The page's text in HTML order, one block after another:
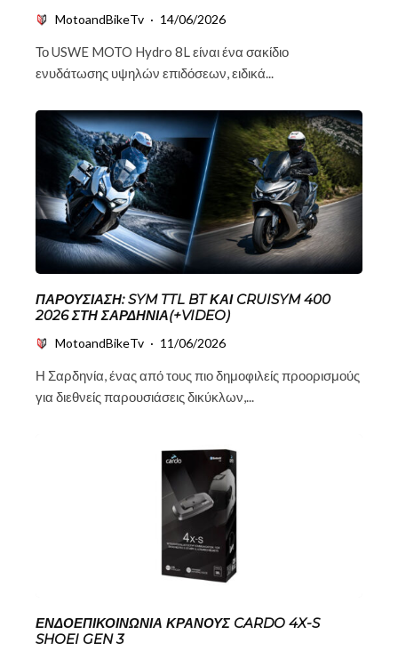
MotoandBikeTv · 14/06/2026
Το USWE MOTO Hydro 8L είναι ένα σακίδιο
ενυδάτωσης υψηλών επιδόσεων, ειδικά...
ΠΑΡΟΥΣΊΑΣΗ: SYM TTL BT ΚΑΙ CRUISYM 400
2026 ΣΤΗ ΣΑΡΔΗΝΊΑ(+VIDEO)
MotoandBikeTv · 11/06/2026
Η Σαρδηνία, ένας από τους πιο δημοφιλείς προορισμούς
για διεθνείς παρουσιάσεις δικύκλων,...
ΕΝΔΟΕΠΙΚΟΙΝΩΝΊΑ ΚΡΆΝΟΥΣ CARDO 4X-S
SHOEI GEN 3